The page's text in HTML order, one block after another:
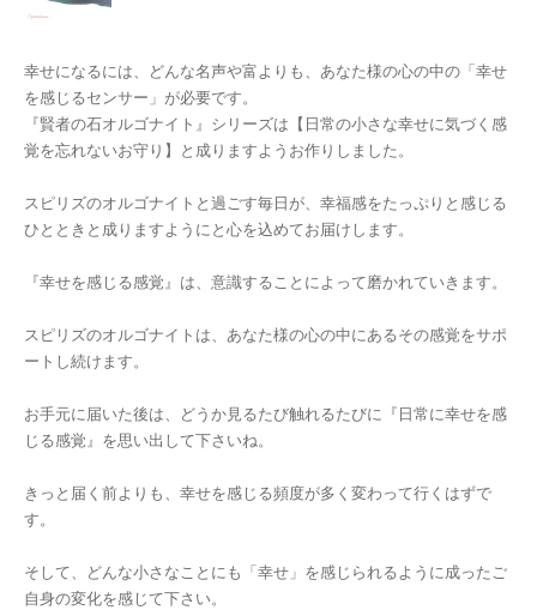
幸せになるには、どんな名声や富よりも、あなた様の心の中の「幸せ
を感じるセンサー」が必要です。
『賢者の石オルゴナイト』シリーズは【日常の小さな幸せに気づく感
覚を忘れないお守り】と成りますようお作りしました。
スピリズのオルゴナイトと過ごす毎日が、幸福感をたっぷりと感じる
ひとときと成りますようにと心を込めてお届けします。
『幸せを感じる感覚』は、意識することによって磨かれていきます。
スピリズのオルゴナイトは、あなた様の心の中にあるその感覚をサポ
ートし続けます。
お手元に届いた後は、どうか見るたび触れるたびに『日常に幸せを感
じる感覚』を思い出して下さいね。
きっと届く前よりも、幸せを感じる頻度が多く変わって行くはずで
す。
そして、どんな小さなことにも「幸せ」を感じられるように成ったご
自身の変化を感じて下さい。